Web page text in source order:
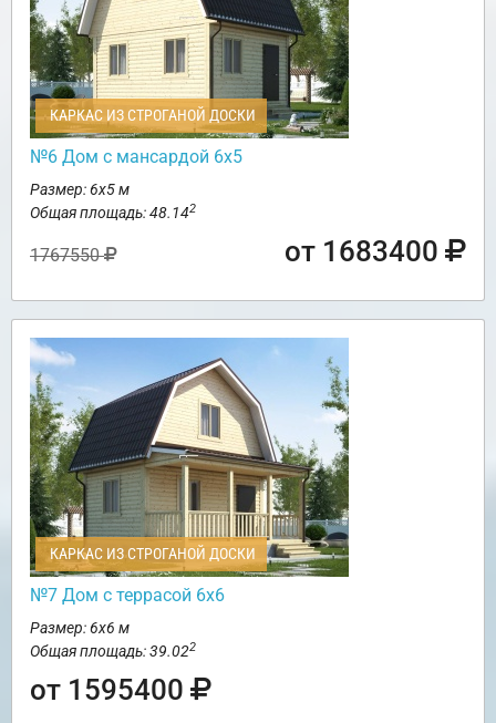
КАРКАС ИЗ СТРОГАНОЙ ДОСКИ
№6 Дом с мансардой 6х5
Размер: 6х5 м
Общая площадь: 48.142
1767550 от 1683400
КАРКАС ИЗ СТРОГАНОЙ ДОСКИ
№7 Дом с террасой 6х6
Размер: 6х6 м
Общая площадь: 39.022
от 1595400